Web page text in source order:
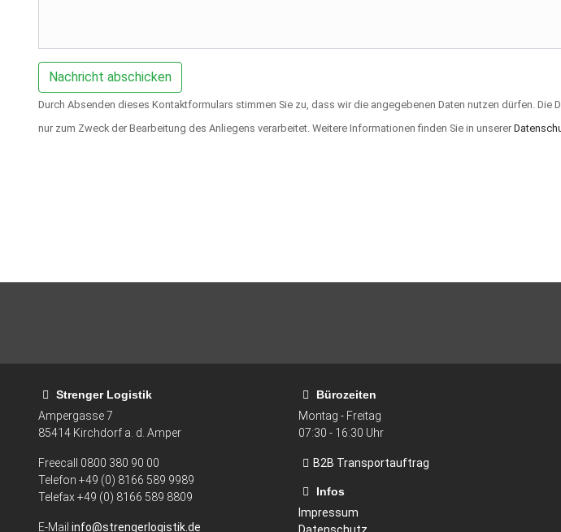
Durch Absenden dieses Kontaktformulars stimmen Sie zu, dass wir die angegebenen Daten nutzen dürfen. Die
nur zum Zweck der Bearbeitung des Anliegens verarbeitet. Weitere Informationen finden Sie in unserer
Strenger Logistik
Ampergasse 7
85414 Kirchdorf a. d. Amper
Freecall 0800 380 90 00
Telefon +49 (0) 8166 589 9989
Telefax +49 (0) 8166 589 8809
E-Mail info@strengerlogistik.de
Bürozeiten
Montag - Freitag
07:30 - 16:30 Uhr
B2B Transportauftrag
Infos
Impressum